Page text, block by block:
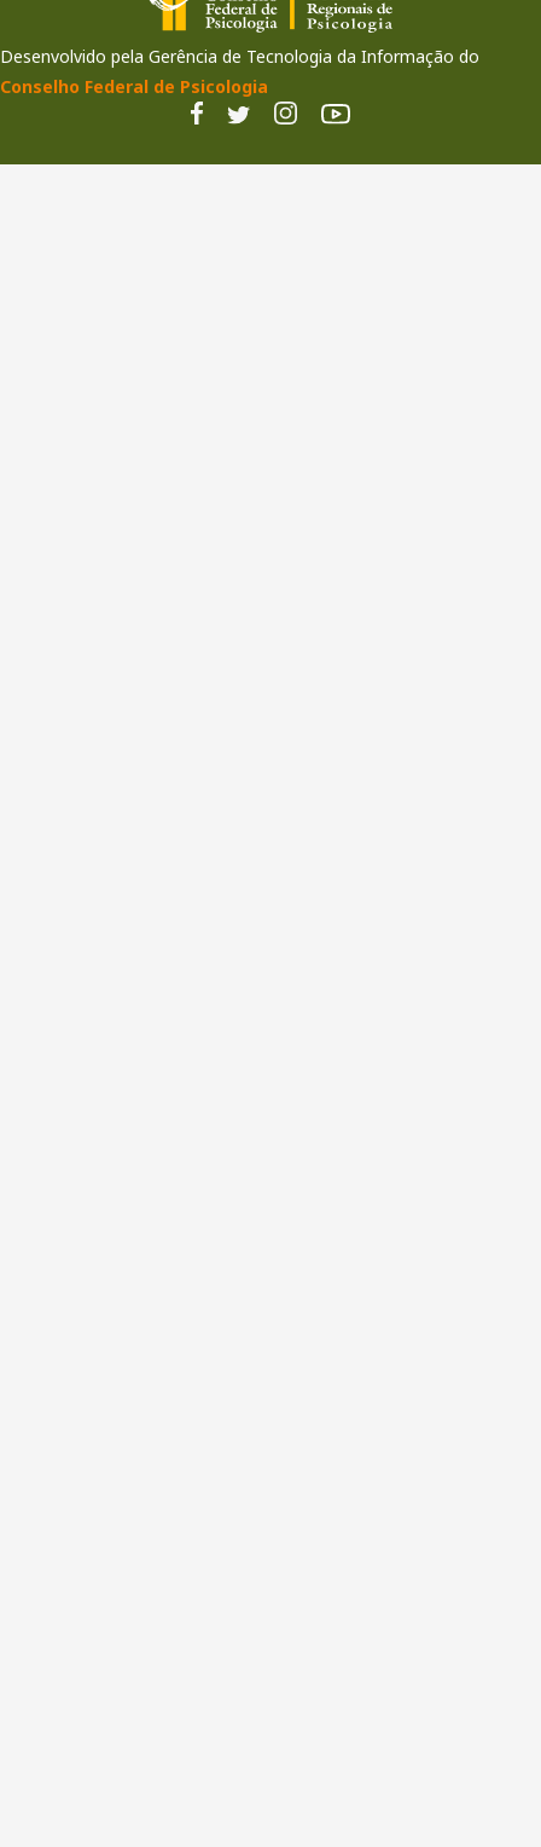
Desenvolvido pela Gerência de Tecnologia da Informação do
Conselho Federal de Psicologia